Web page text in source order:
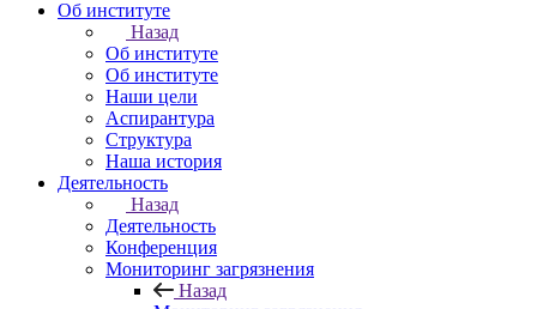
Об институте
Назад
Об институте
Об институте
Наши цели
Аспирантура
Структура
Наша история
Деятельность
Назад
Деятельность
Конференция
Мониторинг загрязнения
Назад